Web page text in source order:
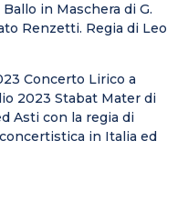
in Maschera di G.
Renzetti. Regia di Leo
Concerto Lirico a
2023 Stabat Mater di
Asti con la regia di
in Italia ed